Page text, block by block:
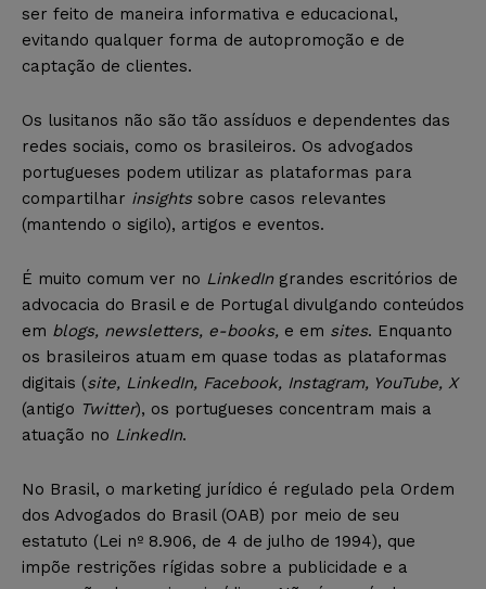
ser feito de maneira informativa e educacional,
evitando qualquer forma de autopromoção e de
captação de clientes.
Os lusitanos não são tão assíduos e dependentes das
redes sociais, como os brasileiros. Os advogados
portugueses podem utilizar as plataformas para
compartilhar insights sobre casos relevantes
(mantendo o sigilo), artigos e eventos.
É muito comum ver no LinkedIn grandes escritórios de
advocacia do Brasil e de Portugal divulgando conteúdos
em blogs, newsletters, e-books, e em sites. Enquanto
os brasileiros atuam em quase todas as plataformas
digitais (site, LinkedIn, Facebook, Instagram, YouTube, X
(antigo Twitter), os portugueses concentram mais a
atuação no LinkedIn.
No Brasil, o marketing jurídico é regulado pela Ordem
dos Advogados do Brasil (OAB) por meio de seu
estatuto (Lei nº 8.906, de 4 de julho de 1994), que
impõe restrições rígidas sobre a publicidade e a